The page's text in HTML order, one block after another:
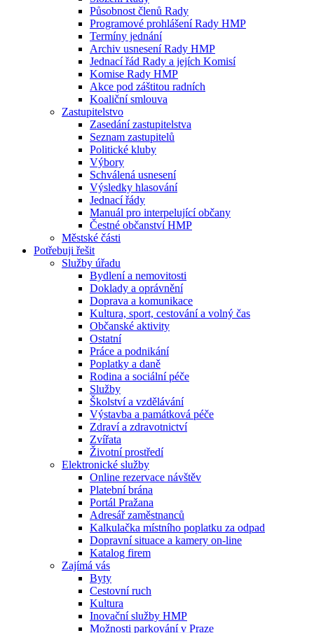
Působnost členů Rady
Programové prohlášení Rady HMP
Termíny jednání
Archiv usnesení Rady HMP
Jednací řád Rady a jejích Komisí
Komise Rady HMP
Akce pod záštitou radních
Koaliční smlouva
Zastupitelstvo
Zasedání zastupitelstva
Seznam zastupitelů
Politické kluby
Výbory
Schválená usnesení
Výsledky hlasování
Jednací řády
Manuál pro interpelující občany
Čestné občanství HMP
Městské části
Potřebuji řešit
Služby úřadu
Bydlení a nemovitosti
Doklady a oprávnění
Doprava a komunikace
Kultura, sport, cestování a volný čas
Občanské aktivity
Ostatní
Práce a podnikání
Poplatky a daně
Rodina a sociální péče
Služby
Školství a vzdělávání
Výstavba a památková péče
Zdraví a zdravotnictví
Zvířata
Životní prostředí
Elektronické služby
Online rezervace návštěv
Platební brána
Portál Pražana
Adresář zaměstnanců
Kalkulačka místního poplatku za odpad
Dopravní situace a kamery on-line
Katalog firem
Zajímá vás
Byty
Cestovní ruch
Kultura
Inovační služby HMP
Možnosti parkování v Praze